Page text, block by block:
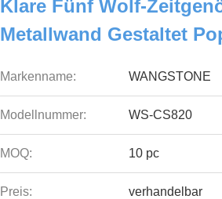
Klare Fünf Wolf-
Metallwand Gestaltet
Markenname: WANGSTONE
Modellnummer: WS-CS820
MOQ: 10 pc
Preis: verhandelbar